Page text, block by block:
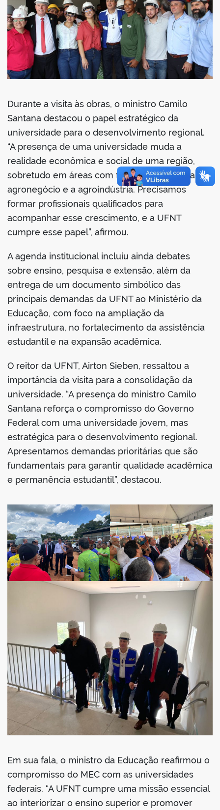
Durante a visita às obras, o ministro Camilo
Santana destacou o papel estratégico da
universidade para o desenvolvimento regional.
“A presença de uma universidade muda a
realidade econômica e social de uma região,
sobretudo em áreas com forte vocação para o
agronegócio e a agroindústria. Precisamos
formar profissionais qualificados para
acompanhar esse crescimento, e a UFNT
cumpre esse papel”, afirmou.
A agenda institucional incluiu ainda debates
sobre ensino, pesquisa e extensão, além da
entrega de um documento simbólico das
principais demandas da UFNT ao Ministério da
Educação, com foco na ampliação da
infraestrutura, no fortalecimento da assistência
estudantil e na expansão acadêmica.
O reitor da UFNT, Airton Sieben, ressaltou a
importância da visita para a consolidação da
universidade. “A presença do ministro Camilo
Santana reforça o compromisso do Governo
Federal com uma universidade jovem, mas
estratégica para o desenvolvimento regional.
Apresentamos demandas prioritárias que são
fundamentais para garantir qualidade acadêmica
e permanência estudantil”, destacou.
Em sua fala, o ministro da Educação reafirmou o
compromisso do MEC com as universidades
federais. “A UFNT cumpre uma missão essencial
ao interiorizar o ensino superior e promover